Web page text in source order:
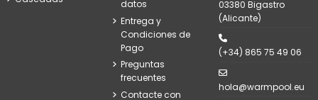
datos
Entrega y
Condiciones de
Pago
Preguntas
frecuentes
Contacte con
03380 Bigastro
(Alicante)
(+34) 865 75 49 06
hola@warmpool.eu